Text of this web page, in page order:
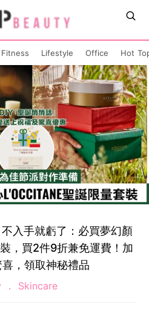
Lifestyle Office Hot
入手就虧了：必買夢幻顏
，買2件9折兼免運費！加
，領取神秘禮品
Skincare